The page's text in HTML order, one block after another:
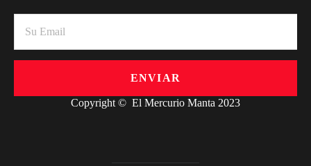
ENVIAR
Copyright © El Mercurio Manta 2023